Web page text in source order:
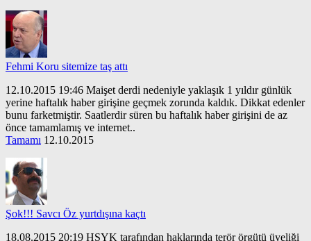
Fehmi Koru sitemize taş attı
12.10.2015 19:46 Maişet derdi nedeniyle yaklaşık 1 yıldır günlük
yerine haftalık haber girişine geçmek zorunda kaldık. Dikkat edenler
bunu farketmiştir. Saatlerdir süren bu haftalık haber girişini de az
önce tamamlamış ve internet..
Tamamı 12.10.2015
Şok!!! Savcı Öz yurtdışına kaçtı
18.08.2015 20:19 HSYK tarafından haklarında terör örgütü üyeliği